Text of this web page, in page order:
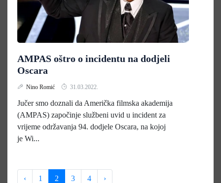
AMPAS oštro o incidentu na dodjeli
Oscara
Nino Romić 31.03.2022.
Jučer smo doznali da Američka filmska akademija
(AMPAS) započinje službeni uvid u incident za
vrijeme održavanja 94. dodjele Oscara, na kojoj
je Wi...
‹ 1 2 3 4 ›